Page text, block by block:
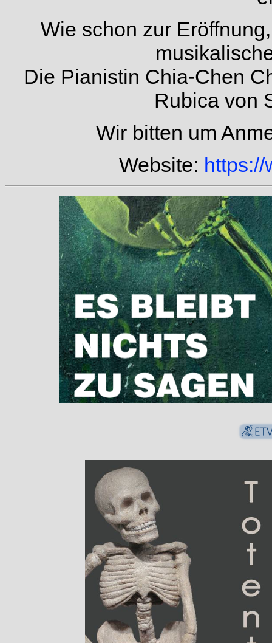
Wie schon zur
Die Pianistin Chia-Chen
Rubica von
Wir bitten um
Website: https://